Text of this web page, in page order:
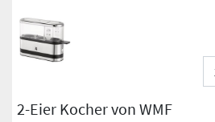
2-Eier Kocher von WMF